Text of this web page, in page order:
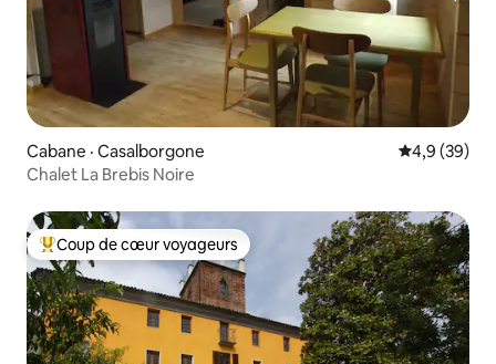
Cabane · Casalborgone Note
4,9 (39)
Chalet La Brebis Noire
Coup de cœur voyageurs parmi les plus aimés
Coup de cœur voyageurs